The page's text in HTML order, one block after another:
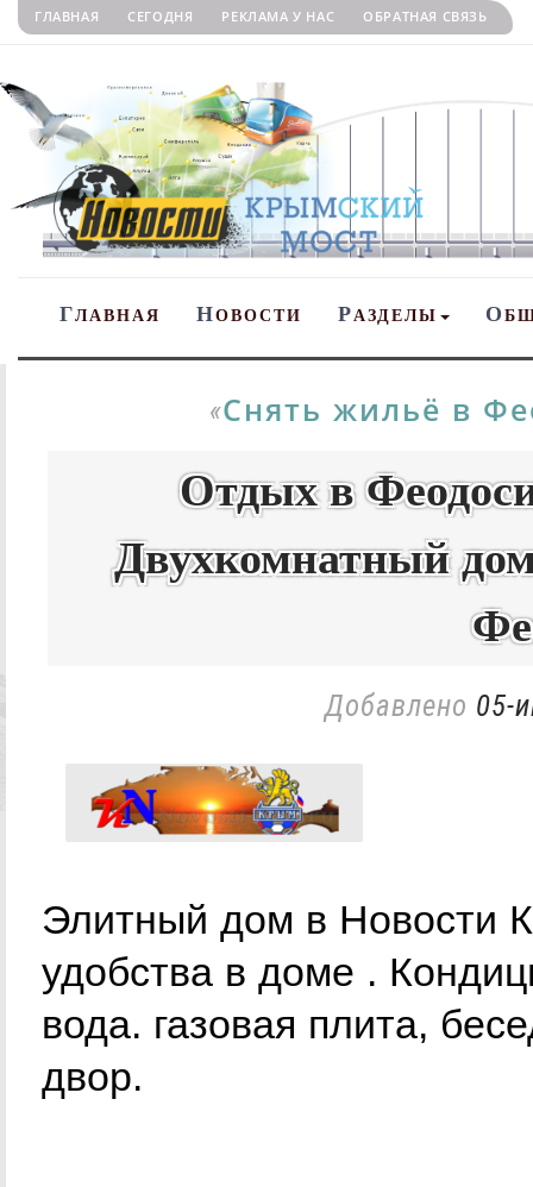
ГЛАВНАЯ СЕГОДНЯ РЕКЛАМА У НАС ОБРАТНАЯ СВЯЗЬ
ГЛАВНАЯ НОВОСТИ РАЗДЕЛЫ О
«Снять жильё в
Отдых в
Двухкомнатный
Добавлено 05-
Элитный дом в Новости
удобства в доме .
вода. газовая плита,
двор.